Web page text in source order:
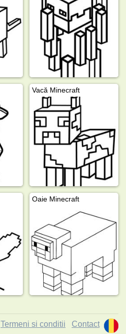
Vacă Minecraft
Oaie Minecraft
Termeni si conditii Contact